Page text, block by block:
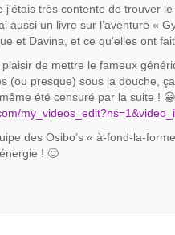
j’étais très contente de trouver
aussi un livre sur l’aventure «
et Davina, et ce qu’elles ont
de mettre le fameux
(ou presque) sous la douche,
été censuré par la suite ! 😀
des Osibo’s « à-fond-la-
! 🙂